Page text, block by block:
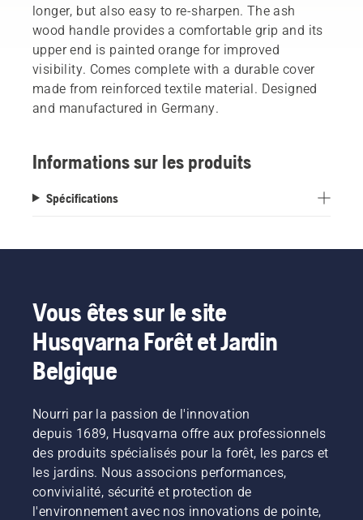
longer, but also easy to re-sharpen. The ash
wood handle provides a comfortable grip and its
upper end is painted orange for improved
visibility. Comes complete with a durable cover
made from reinforced textile material. Designed
and manufactured in Germany.
Informations sur les produits
Spécifications
Vous êtes sur le site
Husqvarna Forêt et Jardin
Belgique
Nourri par la passion de l'innovation
depuis 1689, Husqvarna offre aux professionnels
des produits spécialisés pour la forêt, les parcs et
les jardins. Nous associons performances,
convivialité, sécurité et protection de
l'environnement avec nos innovations de pointe,